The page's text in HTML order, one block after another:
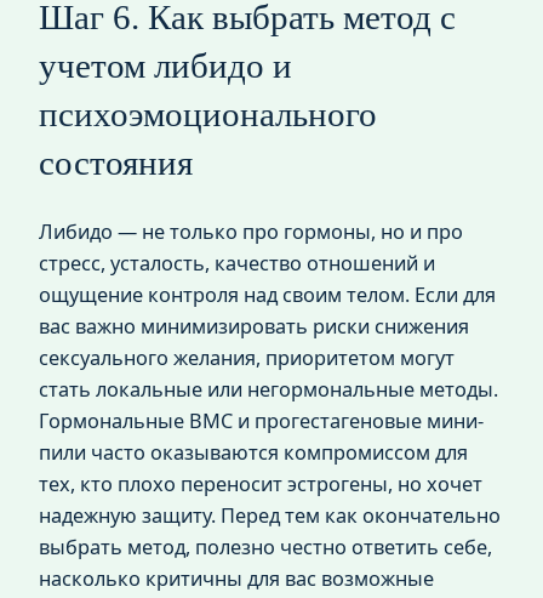
Шаг 6. Как выбрать метод с
учетом либидо и
психоэмоционального
состояния
Либидо — не только про гормоны, но и про
стресс, усталость, качество отношений и
ощущение контроля над своим телом. Если для
вас важно минимизировать риски снижения
сексуального желания, приоритетом могут
стать локальные или негормональные методы.
Гормональные ВМС и прогестагеновые мини-
пили часто оказываются компромиссом для
тех, кто плохо переносит эстрогены, но хочет
надежную защиту. Перед тем как окончательно
выбрать метод, полезно честно ответить себе,
насколько критичны для вас возможные